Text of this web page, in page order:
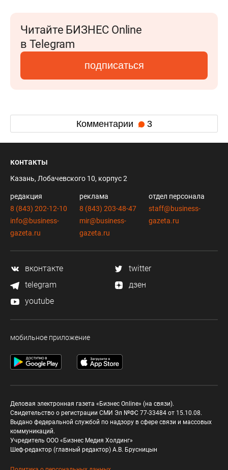
Читайте БИЗНЕС Online
в Telegram
подписаться
Комментарии 3
контакты
Казань, Лобачевского 10, корпус 2
редакция
8 (843) 202-12-10
info@business-
gazeta.ru
реклама
8 (843) 203-48-47
mir@business-
gazeta.ru
отдел персонала
staff@business-
gazeta.ru
вконтакте
twitter
telegram
дзен
youtube
мобильное приложение
Деловая электронная газета «Бизнес Online» (на связи).
Свидетельство о регистрации СМИ Эл №ФС 77-33484 от 15.10.08.
Выдано федеральной службой по надзору в сфере связи и массовых
коммуникаций.
Учредитель ООО «Бизнес Медия Холдинг»
Шеф-редактор (главный редактор) А.В. Брусницын